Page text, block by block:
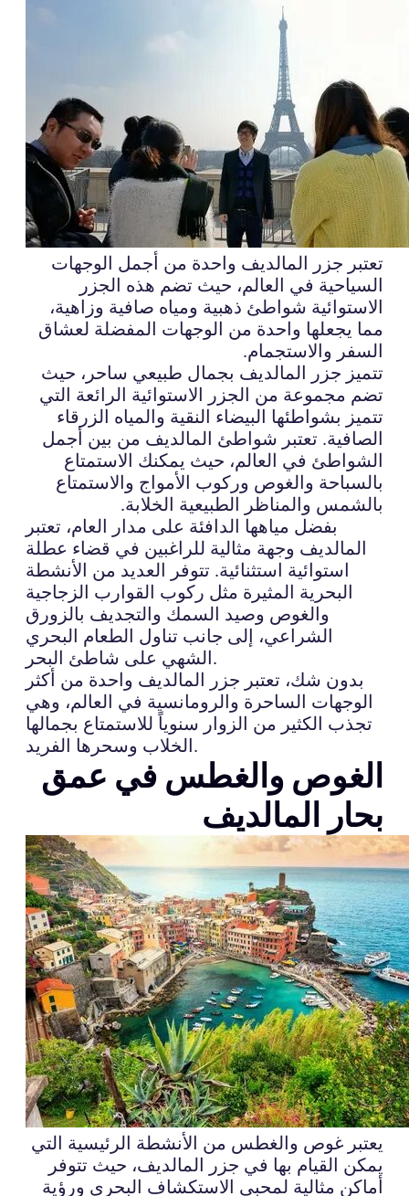
تعتبر جزر المالديف واحدة من أجمل الوجهات
السياحية في العالم، حيث تضم هذه الجزر
الاستوائية شواطئ ذهبية ومياه صافية وزاهية،
مما يجعلها واحدة من الوجهات المفضلة لعشاق
السفر والاستجمام.
تتميز جزر المالديف بجمال طبيعي ساحر، حيث
تضم مجموعة من الجزر الاستوائية الرائعة التي
تتميز بشواطئها البيضاء النقية والمياه الزرقاء
الصافية. تعتبر شواطئ المالديف من بين أجمل
الشواطئ في العالم، حيث يمكنك الاستمتاع
بالسباحة والغوص وركوب الأمواج والاستمتاع
بالشمس والمناظر الطبيعية الخلابة.
بفضل مياهها الدافئة على مدار العام، تعتبر
المالديف وجهة مثالية للراغبين في قضاء عطلة
استوائية استثنائية. تتوفر العديد من الأنشطة
البحرية المثيرة مثل ركوب القوارب الزجاجية
والغوص وصيد السمك والتجديف بالزورق
الشراعي، إلى جانب تناول الطعام البحري
الشهي على شاطئ البحر.
بدون شك، تعتبر جزر المالديف واحدة من أكثر
الوجهات الساحرة والرومانسية في العالم، وهي
تجذب الكثير من الزوار سنوياً للاستمتاع بجمالها
الخلاب وسحرها الفريد.
الغوص والغطس في عمق
بحار المالديف
يعتبر غوص والغطس من الأنشطة الرئيسية التي
يمكن القيام بها في جزر المالديف، حيث تتوفر
أماكن مثالية لمحبي الاستكشاف البحري ورؤية